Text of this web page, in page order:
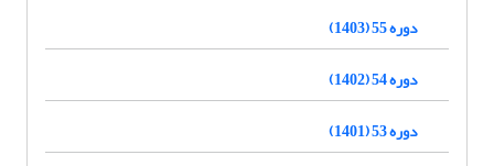
دوره 55 (1403)
دوره 54 (1402)
دوره 53 (1401)